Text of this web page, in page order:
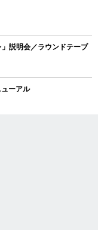
説明会／ラウンドテーブ
ーアル